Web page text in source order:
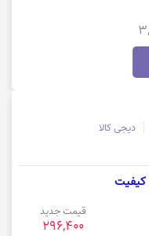
دیجی کالا
قیمت جدید
296,400